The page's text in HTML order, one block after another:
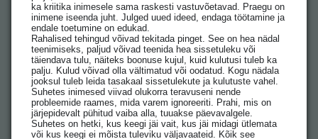
ka kriitika inimesele sama raskesti vastuvõetavad. Praegu on
inimene iseenda juht. Julged uued ideed, endaga töötamine ja
endale toetumine on edukad.
Rahalised tehingud võivad tekitada pinget. See on hea nädal
teenimiseks, paljud võivad teenida hea sissetuleku või
täiendava tulu, näiteks boonuse kujul, kuid kulutusi tuleb ka
palju. Kulud võivad olla vältimatud või oodatud. Kogu nädala
jooksul tuleb leida tasakaal sissetulekute ja kulutuste vahel.
Suhetes inimesed viivad olukorra teravuseni nende
probleemide raames, mida varem ignoreeriti. Prahi, mis on
järjepidevalt pühitud vaiba alla, tuuakse päevavalgele.
Suhetes on hetki, kus keegi jäi vait, kus jäi midagi ütlemata
või kus keegi ei mõista tuleviku väljavaateid. Kõik see